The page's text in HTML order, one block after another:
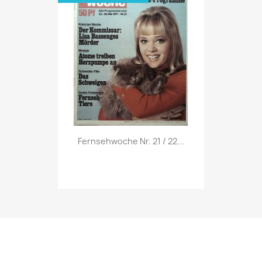
Vorschau
Fernsehwoche Nr. 21 / 22...